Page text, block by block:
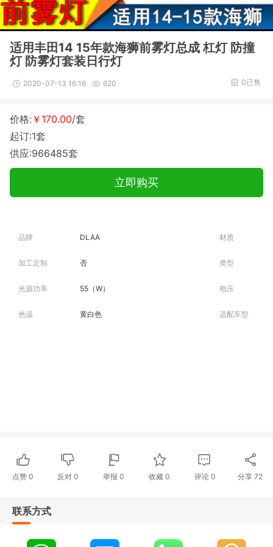
适用丰田14 15年款海狮前雾灯总成 杠灯 防撞
灯 防雾灯套装日行灯
2020-07-13 16:16 620 0已售
价格: ￥170.00/套
起订:1套
供应:966485套
立即购买
品牌 DLAA 材质
加工定制 否 类型
光源功率 55（W） 电压
色温 黄白色 适配车型
点赞 0 反对0 举报 0 收藏 0 评论 0 分享72
联系方式